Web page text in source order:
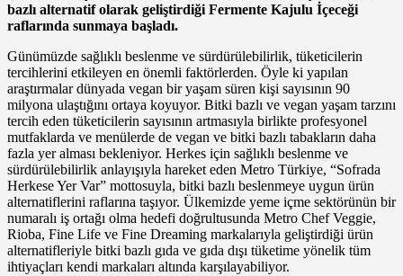
bazlı alternatif olarak geliştirdiği Fermente Kajulu İçeceği
raflarında sunmaya başladı.
Günümüzde sağlıklı beslenme ve sürdürülebilirlik, tüketicilerin
tercihlerini etkileyen en önemli faktörlerden. Öyle ki yapılan
araştırmalar dünyada vegan bir yaşam süren kişi sayısının 90
milyona ulaştığını ortaya koyuyor. Bitki bazlı ve vegan yaşam tarzını
tercih eden tüketicilerin sayısının artmasıyla birlikte profesyonel
mutfaklarda ve menülerde de vegan ve bitki bazlı tabakların daha
fazla yer alması bekleniyor. Herkes için sağlıklı beslenme ve
sürdürülebilirlik anlayışıyla hareket eden Metro Türkiye, “Sofrada
Herkese Yer Var” mottosuyla, bitki bazlı beslenmeye uygun ürün
alternatiflerini raflarına taşıyor. Ülkemizde yeme içme sektörünün bir
numaralı iş ortağı olma hedefi doğrultusunda Metro Chef Veggie,
Rioba, Fine Life ve Fine Dreaming markalarıyla geliştirdiği ürün
alternatifleriyle bitki bazlı gıda ve gıda dışı tüketime yönelik tüm
ihtiyaçları kendi markaları altında karşılayabiliyor.